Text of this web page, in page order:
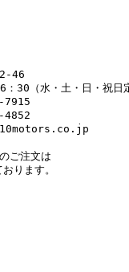
46
30（水・土・日・祝日
7915
4852
ご注文は
ります。